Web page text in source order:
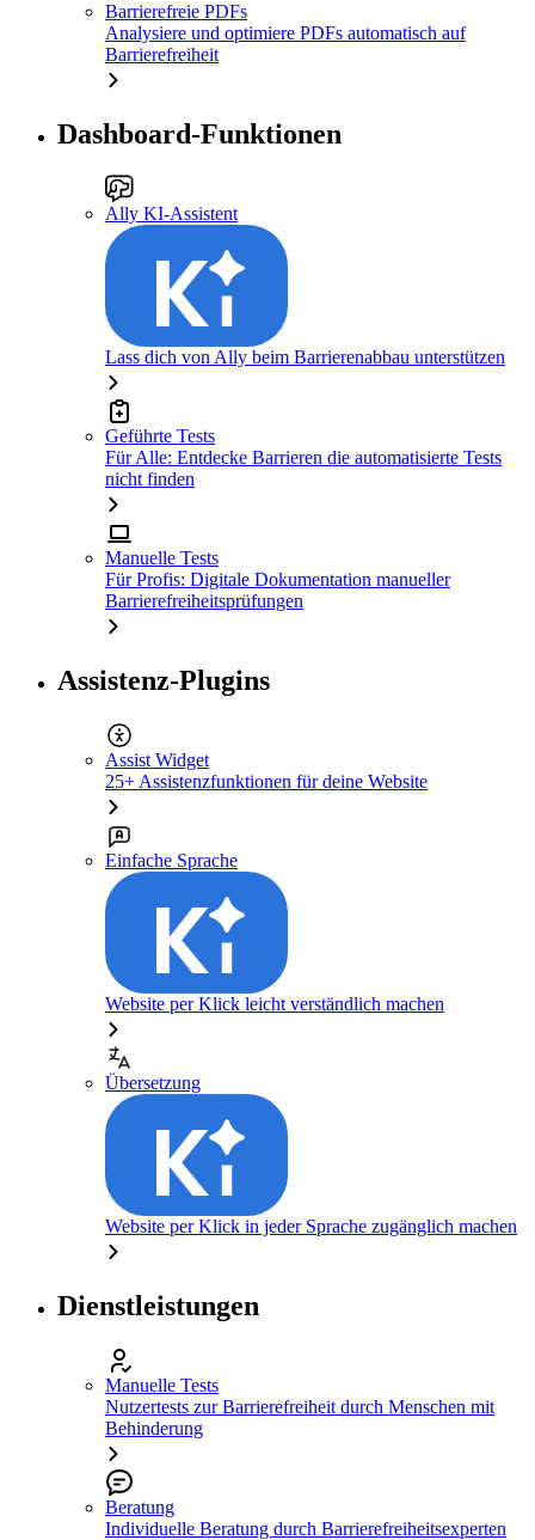
Barrierefreie PDFs
Analysiere und optimiere PDFs automatisch auf
Barrierefreiheit
Dashboard-Funktionen
Ally KI-Assistent
Lass dich von Ally beim Barrierenabbau unterstützen
Geführte Tests
Für Alle: Entdecke Barrieren die automatisierte Tests
nicht finden
Manuelle Tests
Für Profis: Digitale Dokumentation manueller
Barrierefreiheitsprüfungen
Assistenz-Plugins
Assist Widget
25+ Assistenzfunktionen für deine Website
Einfache Sprache
Website per Klick leicht verständlich machen
Übersetzung
Website per Klick in jeder Sprache zugänglich machen
Dienstleistungen
Manuelle Tests
Nutzertests zur Barrierefreiheit durch Menschen mit
Behinderung
Beratung
Individuelle Beratung durch Barrierefreiheitsexperten